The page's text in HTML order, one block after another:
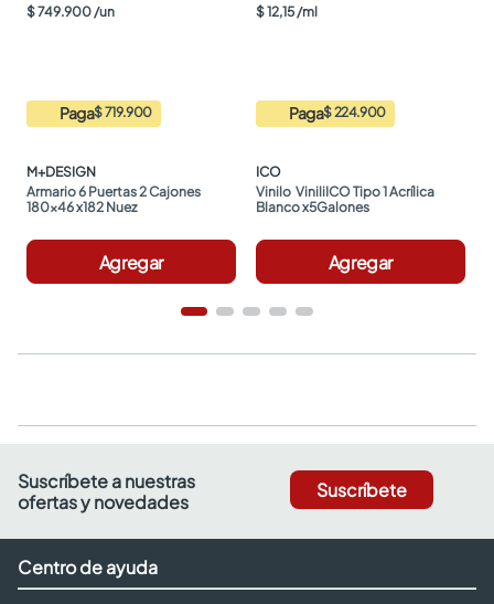
$749.900/un
Paga$ 719.900
M+DESIGN
Armario 6 Puertas 2 Cajones
180x46 x182 Nuez
Agregar
$12,15/ml
Paga$ 224.900
ICO
Vinilo  ViniliICO Tipo 1 Acrílica
Blanco x5Galones
Agregar
Suscríbete a nuestras
ofertas y novedades
Suscríbete
Centro de ayuda